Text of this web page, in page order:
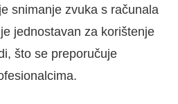
snimanje zvuka s računala
jednostavan za korištenje
što se preporučuje